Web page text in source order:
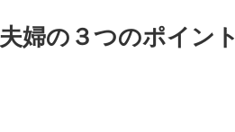
婦の３つのポイント